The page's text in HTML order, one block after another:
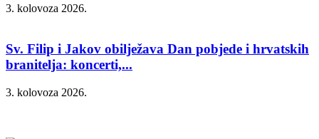
3. kolovoza 2026.
Sv. Filip i Jakov obilježava Dan pobjede i hrvatskih
branitelja: koncerti,...
3. kolovoza 2026.